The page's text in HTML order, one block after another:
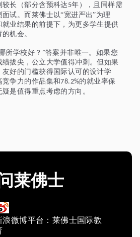
长（部分含预科达 5年），且同样需
试。而莱佛士以“宽进严出”为理
业结果的前提下，为更多学生提供
机会。
所学校好？”答案并非唯一。如果您
拔尖，公立大学值得冲刺。但如果
好的门槛获得国际认可的设计学
竞争力的作品集和78.2%的就业率保
是值得重点考虑的方向。
莱佛士
浪微博平台：莱佛士国际教